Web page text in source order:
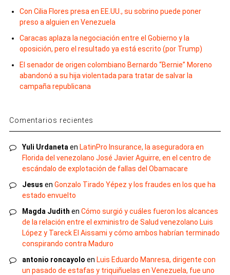
Con Cilia Flores presa en EE.UU., su sobrino puede poner
preso a alguien en Venezuela
Caracas aplaza la negociación entre el Gobierno y la
oposición, pero el resultado ya está escrito (por Trump)
El senador de origen colombiano Bernardo “Bernie” Moreno
abandonó a su hija violentada para tratar de salvar la
campaña republicana
Comentarios recientes
Yuli Urdaneta en LatinPro Insurance, la aseguradora en
Florida del venezolano José Javier Aguirre, en el centro de
escándalo de explotación de fallas del Obamacare
Jesus en Gonzalo Tirado Yépez y los fraudes en los que ha
estado envuelto
Magda Judith en Cómo surgió y cuáles fueron los alcances
de la relación entre el exministro de Salud venezolano Luis
López y Tareck El Aissami y cómo ambos habrían terminado
conspirando contra Maduro
antonio roncayolo en Luis Eduardo Manresa, dirigente con
un pasado de estafas y triquiñuelas en Venezuela, fue uno